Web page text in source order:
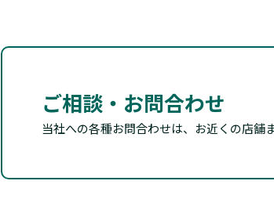
ご相談・お問合わせ
当社への各種お問合わせは、お近くの店舗